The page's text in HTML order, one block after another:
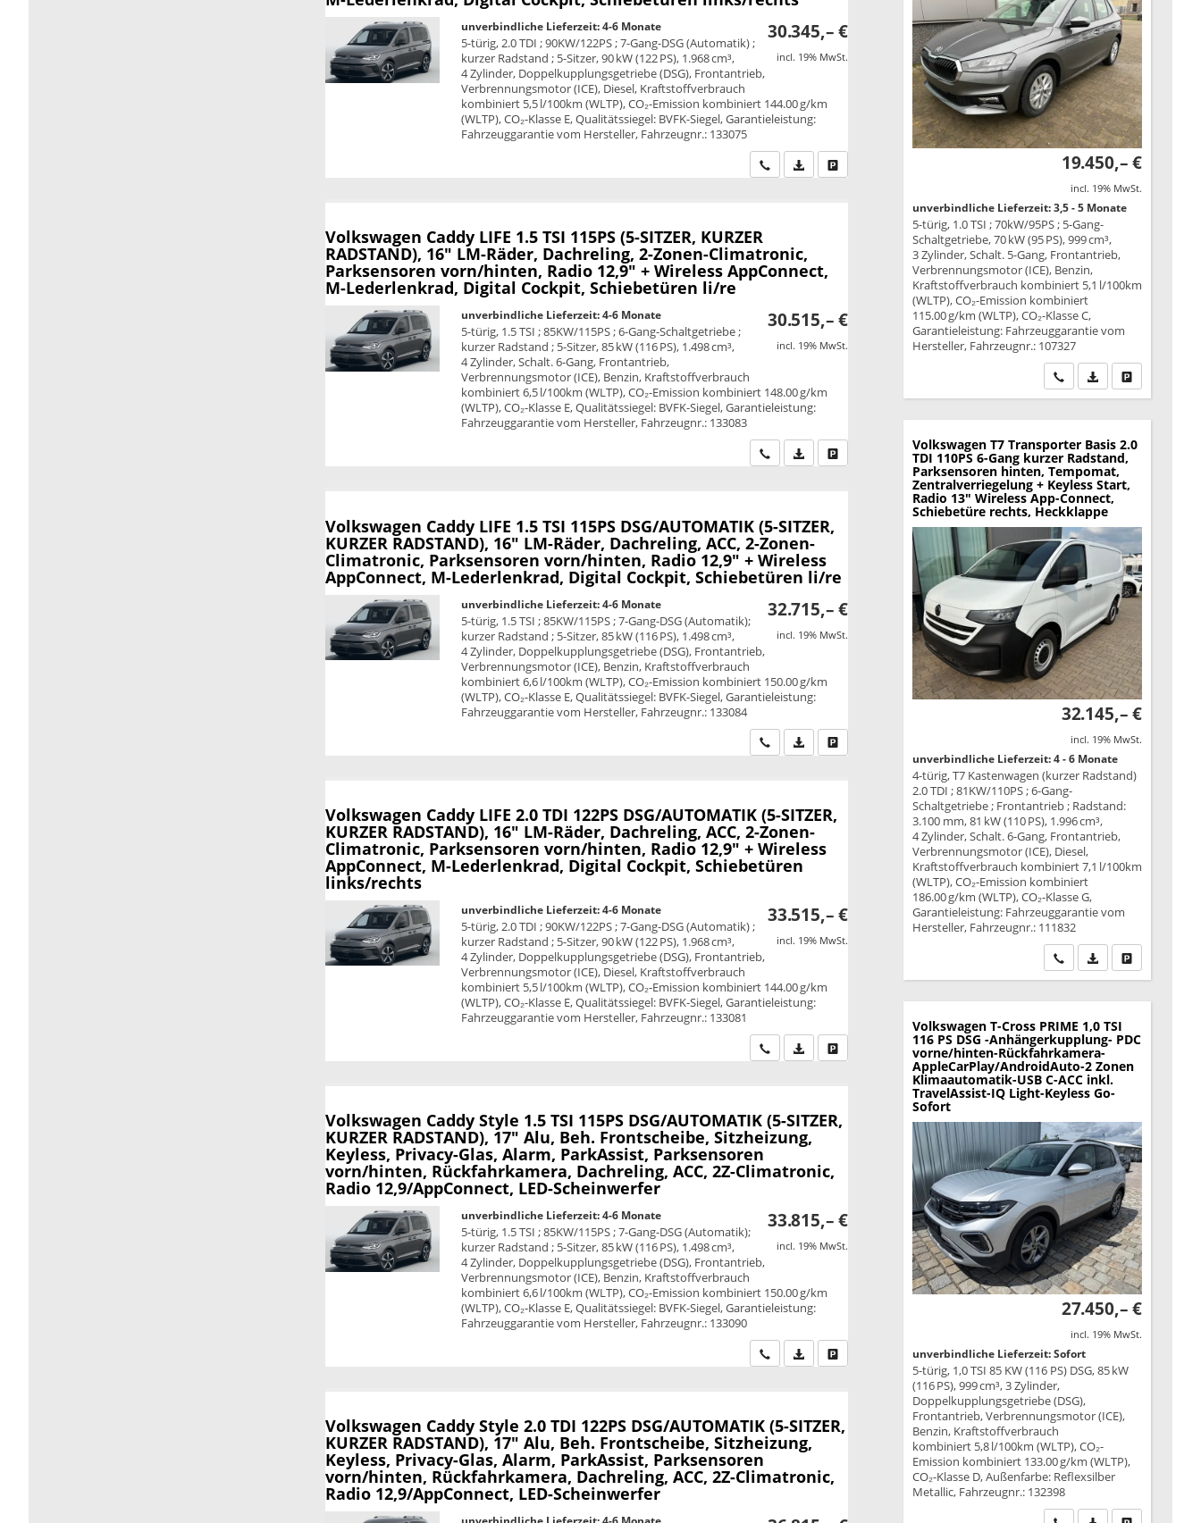
30.345,– €
incl. 19% MwSt.
unverbindliche Lieferzeit: 4-6 Monate
5-türig, 2.0 TDI ; 90KW/122PS ; 7-Gang-DSG (Automatik) ;
kurzer Radstand ; 5-Sitzer, 90 kW (122 PS), 1.968 cm³,
4 Zylinder, Doppelkupplungsgetriebe (DSG), Frontantrieb,
Verbrennungsmotor (ICE), Diesel, Kraftstoffverbrauch
kombiniert 5,5 l/100km (WLTP), CO₂-Emission kombiniert 144.00 g/km
(WLTP), CO₂-Klasse E, Qualitätssiegel: BVFK-Siegel, Garantieleistung:
Fahrzeuggarantie vom Hersteller, Fahrzeugnr.: 133075
Wir rufen Sie anPDF-Datei, Fahrzeugexposé drucken
Volkswagen Caddy LIFE 1.5 TSI 115PS (5-SITZER, KURZER
RADSTAND), 16" LM-Räder, Dachreling, 2-Zonen-Climatronic,
Parksensoren vorn/hinten, Radio 12,9" + Wireless AppConnect,
M-Lederlenkrad, Digital Cockpit, Schiebetüren li/re
30.515,– €
incl. 19% MwSt.
unverbindliche Lieferzeit: 4-6 Monate
5-türig, 1.5 TSI ; 85KW/115PS ; 6-Gang-Schaltgetriebe ;
kurzer Radstand ; 5-Sitzer, 85 kW (116 PS), 1.498 cm³,
4 Zylinder, Schalt. 6-Gang, Frontantrieb,
Verbrennungsmotor (ICE), Benzin, Kraftstoffverbrauch
kombiniert 6,5 l/100km (WLTP), CO₂-Emission kombiniert 148.00 g/km
(WLTP), CO₂-Klasse E, Qualitätssiegel: BVFK-Siegel, Garantieleistung:
Fahrzeuggarantie vom Hersteller, Fahrzeugnr.: 133083
Wir rufen Sie anPDF-Datei, Fahrzeugexposé drucken
Drucken, parken oder vergleichen
Volkswagen Caddy LIFE 1.5 TSI 115PS DSG/AUTOMATIK (5-SITZER,
KURZER RADSTAND), 16" LM-Räder, Dachreling, ACC, 2-Zonen-
Climatronic, Parksensoren vorn/hinten, Radio 12,9" + Wireless
AppConnect, M-Lederlenkrad, Digital Cockpit, Schiebetüren li/re
32.715,– €
incl. 19% MwSt.
unverbindliche Lieferzeit: 4-6 Monate
5-türig, 1.5 TSI ; 85KW/115PS ; 7-Gang-DSG (Automatik);
kurzer Radstand ; 5-Sitzer, 85 kW (116 PS), 1.498 cm³,
4 Zylinder, Doppelkupplungsgetriebe (DSG), Frontantrieb,
Verbrennungsmotor (ICE), Benzin, Kraftstoffverbrauch
kombiniert 6,6 l/100km (WLTP), CO₂-Emission kombiniert 150.00 g/km
(WLTP), CO₂-Klasse E, Qualitätssiegel: BVFK-Siegel, Garantieleistung:
Fahrzeuggarantie vom Hersteller, Fahrzeugnr.: 133084
Wir rufen Sie anPDF-Datei, Fahrzeugexposé drucken
Volkswagen Caddy LIFE 2.0 TDI 122PS DSG/AUTOMATIK (5-SITZER,
KURZER RADSTAND), 16" LM-Räder, Dachreling, ACC, 2-Zonen-
Climatronic, Parksensoren vorn/hinten, Radio 12,9" + Wireless
AppConnect, M-Lederlenkrad, Digital Cockpit, Schiebetüren
links/rechts
33.515,– €
incl. 19% MwSt.
unverbindliche Lieferzeit: 4-6 Monate
5-türig, 2.0 TDI ; 90KW/122PS ; 7-Gang-DSG (Automatik) ;
kurzer Radstand ; 5-Sitzer, 90 kW (122 PS), 1.968 cm³,
4 Zylinder, Doppelkupplungsgetriebe (DSG), Frontantrieb,
Verbrennungsmotor (ICE), Diesel, Kraftstoffverbrauch
kombiniert 5,5 l/100km (WLTP), CO₂-Emission kombiniert 144.00 g/km
(WLTP), CO₂-Klasse E, Qualitätssiegel: BVFK-Siegel, Garantieleistung:
Fahrzeuggarantie vom Hersteller, Fahrzeugnr.: 133081
Wir rufen Sie anPDF-Datei, Fahrzeugexposé drucken
Drucken, parken oder vergleichen
Volkswagen Caddy Style 1.5 TSI 115PS DSG/AUTOMATIK (5-SITZER,
KURZER RADSTAND), 17" Alu, Beh. Frontscheibe, Sitzheizung,
Keyless, Privacy-Glas, Alarm, ParkAssist, Parksensoren
vorn/hinten, Rückfahrkamera, Dachreling, ACC, 2Z-Climatronic,
Radio 12,9/AppConnect, LED-Scheinwerfer
33.815,– €
incl. 19% MwSt.
unverbindliche Lieferzeit: 4-6 Monate
5-türig, 1.5 TSI ; 85KW/115PS ; 7-Gang-DSG (Automatik);
kurzer Radstand ; 5-Sitzer, 85 kW (116 PS), 1.498 cm³,
4 Zylinder, Doppelkupplungsgetriebe (DSG), Frontantrieb,
Verbrennungsmotor (ICE), Benzin, Kraftstoffverbrauch
kombiniert 6,6 l/100km (WLTP), CO₂-Emission kombiniert 150.00 g/km
(WLTP), CO₂-Klasse E, Qualitätssiegel: BVFK-Siegel, Garantieleistung:
Fahrzeuggarantie vom Hersteller, Fahrzeugnr.: 133090
Wir rufen Sie anPDF-Datei, Fahrzeugexposé drucken
Drucken, parken oder vergleichen
Volkswagen Caddy Style 2.0 TDI 122PS DSG/AUTOMATIK (5-SITZER,
KURZER RADSTAND), 17" Alu, Beh. Frontscheibe, Sitzheizung,
Keyless, Privacy-Glas, Alarm, ParkAssist, Parksensoren
vorn/hinten, Rückfahrkamera, Dachreling, ACC, 2Z-Climatronic,
Radio 12,9/AppConnect, LED-Scheinwerfer
19.450,– €
incl. 19% MwSt.
unverbindliche Lieferzeit: 3,5 - 5 Monate
5-türig, 1.0 TSI ; 70kW/95PS ; 5-Gang-
Schaltgetriebe, 70 kW (95 PS), 999 cm³,
3 Zylinder, Schalt. 5-Gang, Frontantrieb,
Verbrennungsmotor (ICE), Benzin,
Kraftstoffverbrauch kombiniert 5,1 l/100km
(WLTP), CO₂-Emission kombiniert
115.00 g/km (WLTP), CO₂-Klasse C,
Garantieleistung: Fahrzeuggarantie vom
Hersteller, Fahrzeugnr.: 107327
Wir rufen Sie an
PDF-Datei,Drucken,
Volkswagen T7 Transporter Basis 2.0
TDI 110PS 6-Gang kurzer Radstand,
Parksensoren hinten, Tempomat,
Zentralverriegelung + Keyless Start,
Radio 13" Wireless App-Connect,
Schiebetüre rechts, Heckklappe
32.145,– €
incl. 19% MwSt.
unverbindliche Lieferzeit: 4 - 6 Monate
4-türig, T7 Kastenwagen (kurzer Radstand)
2.0 TDI ; 81KW/110PS ; 6-Gang-
Schaltgetriebe ; Frontantrieb ; Radstand:
3.100 mm, 81 kW (110 PS), 1.996 cm³,
4 Zylinder, Schalt. 6-Gang, Frontantrieb,
Verbrennungsmotor (ICE), Diesel,
Kraftstoffverbrauch kombiniert 7,1 l/100km
(WLTP), CO₂-Emission kombiniert
186.00 g/km (WLTP), CO₂-Klasse G,
Garantieleistung: Fahrzeuggarantie vom
Hersteller, Fahrzeugnr.: 111832
Wir rufen Sie an
PDF-Datei,Drucken,
Volkswagen T-Cross PRIME 1,0 TSI
116 PS DSG -Anhängerkupplung- PDC
vorne/hinten-Rückfahrkamera-
AppleCarPlay/AndroidAuto-2 Zonen
Klimaautomatik-USB C-ACC inkl.
TravelAssist-IQ Light-Keyless Go-
Sofort
27.450,– €
incl. 19% MwSt.
unverbindliche Lieferzeit: Sofort
5-türig, 1,0 TSI 85 KW (116 PS) DSG, 85 kW
(116 PS), 999 cm³, 3 Zylinder,
Doppelkupplungsgetriebe (DSG),
Frontantrieb, Verbrennungsmotor (ICE),
Benzin, Kraftstoffverbrauch
kombiniert 5,8 l/100km (WLTP), CO₂-
Emission kombiniert 133.00 g/km (WLTP),
CO₂-Klasse D, Außenfarbe: Reflexsilber
Metallic, Fahrzeugnr.: 132398